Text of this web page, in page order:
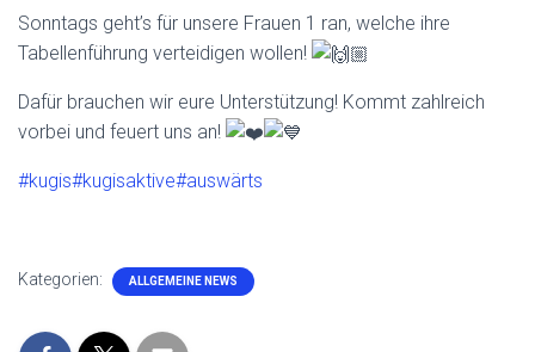
Sonntags geht’s für unsere Frauen 1 ran, welche ihre
Tabellenführung verteidigen wollen!
Dafür brauchen wir eure Unterstützung! Kommt zahlreich
vorbei und feuert uns an!
#kugis#kugisaktive#auswärts
Kategorien: ALLGEMEINE NEWS